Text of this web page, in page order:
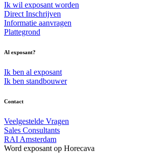
Ik wil exposant worden
Direct Inschrijven
Informatie aanvragen
Plattegrond
Al exposant?
Ik ben al exposant
Ik ben standbouwer
Contact
Veelgestelde Vragen
Sales Consultants
RAI Amsterdam
Word exposant op Horecava